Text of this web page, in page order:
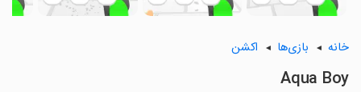
خانه بازی‌ها اکشن
Aqua Boy